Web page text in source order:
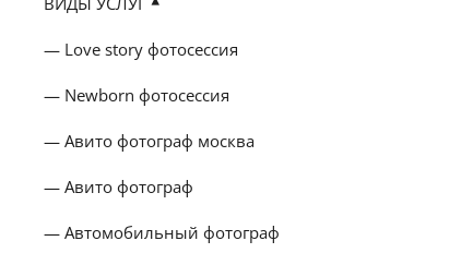
Love story фотосессия
Newborn фотосессия
Авито фотограф москва
Авито фотограф
Автомобильный фотограф